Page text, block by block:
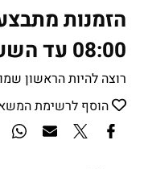
הזמנות
08:00 עד השעה 15:00.
רוצה להיות הראשון
הוסף לרשימת